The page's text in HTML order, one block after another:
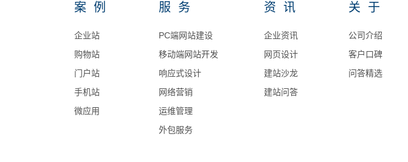
案例
企业站
购物站
门户站
手机站
微应用
服务
PC端网站建设
移动端网站开发
响应式设计
网络营销
运维管理
外包服务
资讯
企业资讯
网页设计
建站沙龙
建站问答
关于
公司介绍
客户口碑
问答精选